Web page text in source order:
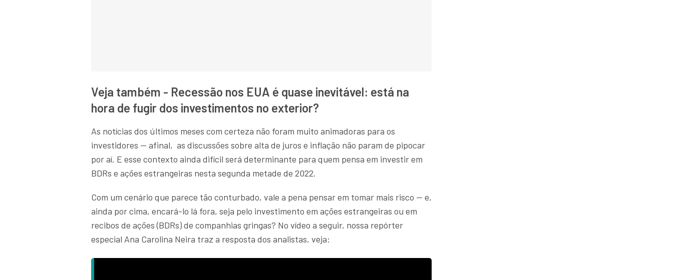
Veja também - Recessão nos EUA é quase inevitável: está na
hora de fugir dos investimentos no exterior?
As notícias dos últimos meses com certeza não foram muito animadoras para os
investidores — afinal, as discussões sobre alta de juros e inflação não param de pipocar
por aí. E esse contexto ainda difícil será determinante para quem pensa em investir em
BDRs e ações estrangeiras nesta segunda metade de 2022.
Com um cenário que parece tão conturbado, vale a pena pensar em tomar mais risco — e,
ainda por cima, encará-lo lá fora, seja pelo investimento em ações estrangeiras ou em
recibos de ações (BDRs) de companhias gringas? No vídeo a seguir, nossa repórter
especial Ana Carolina Neira traz a resposta dos analistas, veja: